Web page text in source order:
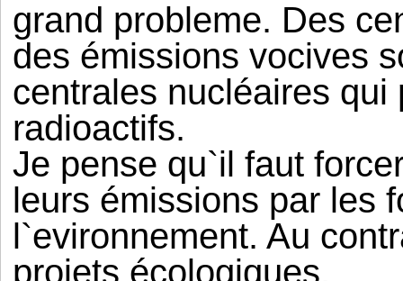
grand probleme. Des
des émissions vocives
centrales nucléaires
radioactifs.
Je pense qu`il faut
leurs émissions par les
l`evironnement. Au
projets écologiques.